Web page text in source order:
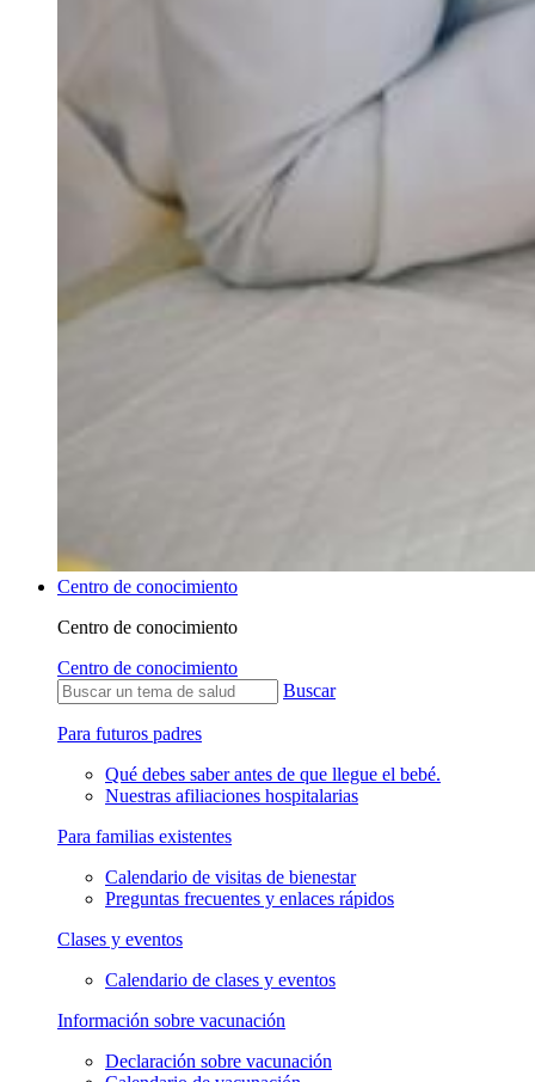
Centro de conocimiento
Centro de conocimiento
Centro de conocimiento
Buscar
Para futuros padres
Qué debes saber antes de que llegue el bebé.
Nuestras afiliaciones hospitalarias
Para familias existentes
Calendario de visitas de bienestar
Preguntas frecuentes y enlaces rápidos
Clases y eventos
Calendario de clases y eventos
Información sobre vacunación
Declaración sobre vacunación